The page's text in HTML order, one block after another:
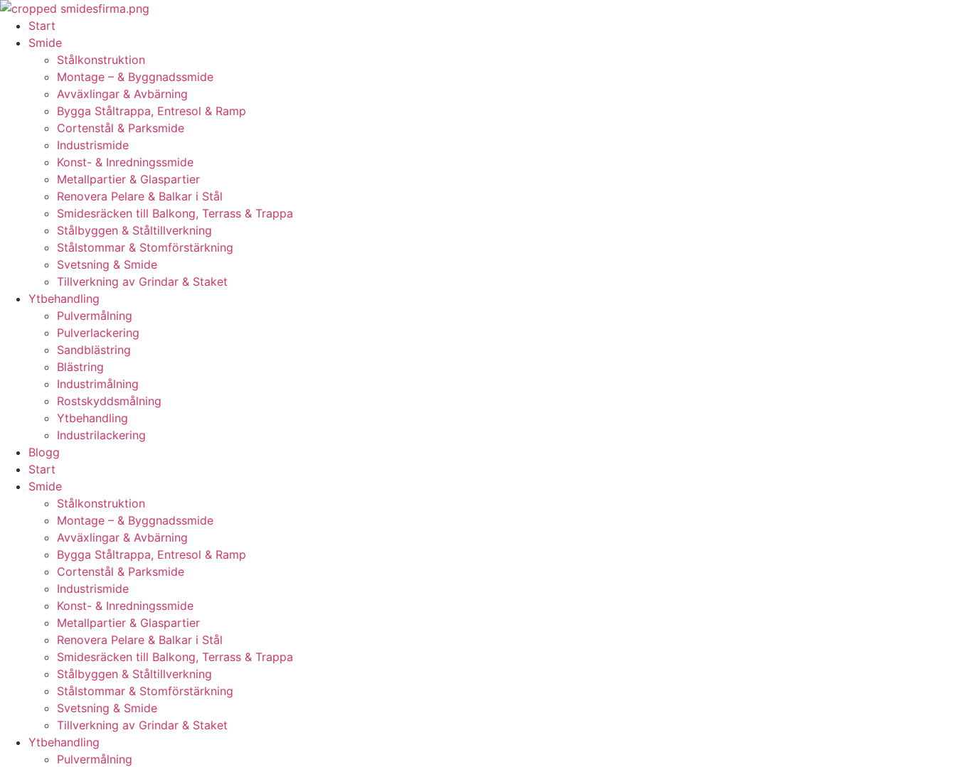
Skip
content
Start
Smide
Stålkonstruktion
Montage – & Byggnadssmide
Avväxlingar & Avbärning
Bygga Ståltrappa, Entresol & Ramp
Cortenstål & Parksmide
Industrismide
Konst- & Inredningssmide
Metallpartier & Glaspartier
Renovera Pelare & Balkar i Stål
Smidesräcken till Balkong, Terrass & Trappa
Stålbyggen & Ståltillverkning
Stålstommar & Stomförstärkning
Svetsning & Smide
Tillverkning av Grindar & Staket
Ytbehandling
Pulvermålning
Pulverlackering
Sandblästring
Blästring
Industrimålning
Rostskyddsmålning
Ytbehandling
Industrilackering
Blogg
Start
Smide
Stålkonstruktion
Montage – & Byggnadssmide
Avväxlingar & Avbärning
Bygga Ståltrappa, Entresol & Ramp
Cortenstål & Parksmide
Industrismide
Konst- & Inredningssmide
Metallpartier & Glaspartier
Renovera Pelare & Balkar i Stål
Smidesräcken till Balkong, Terrass & Trappa
Stålbyggen & Ståltillverkning
Stålstommar & Stomförstärkning
Svetsning & Smide
Tillverkning av Grindar & Staket
Ytbehandling
Pulvermålning